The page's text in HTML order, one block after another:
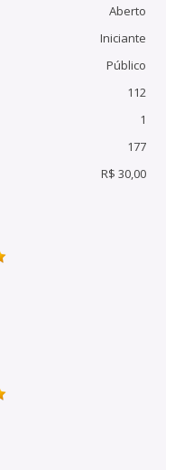
Aberto
Iniciante
Público
112
1
177
R$ 30,00